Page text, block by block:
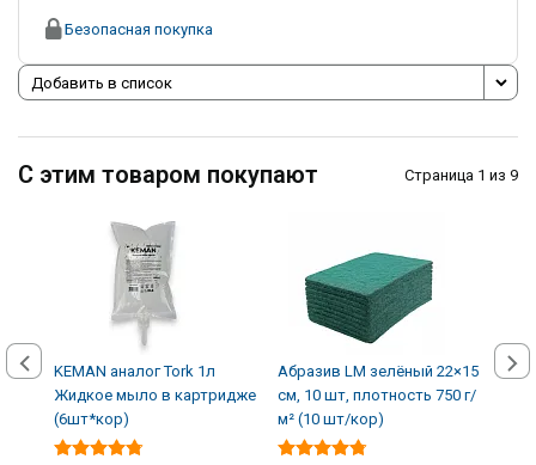
Безопасная покупка
Добавить в список
С этим товаром покупают Страница 1 из 9
KEMAN аналог Tork 1л
Жидкое мыло в картридже
(6шт*кор)
Абразив LM зелёный 22×15
см, 10 шт, плотность 750 г/
м² (10 шт/кор)